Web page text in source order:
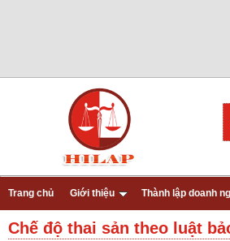
Trang chủ Giới thiệu Thành lập doanh
Chế độ thai sản theo luật